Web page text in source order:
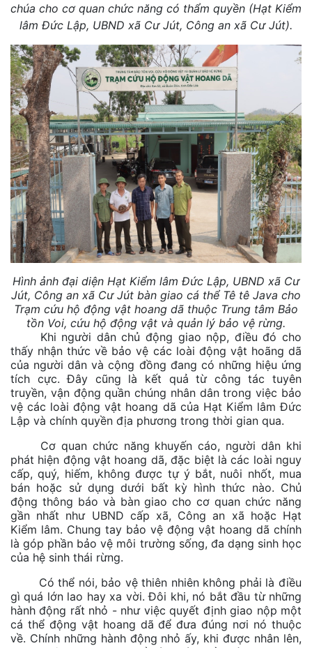
chúa cho cơ quan chức năng có thẩm quyền (Hạt Kiểm
lâm Đức Lập, UBND xã Cư Jút, Công an xã Cư Jút).
Hình ảnh đại diện Hạt Kiểm lâm Đức Lập, UBND xã Cư
Jút, Công an xã Cư Jút bàn giao cá thể Tê tê Java cho
Trạm cứu hộ động vật hoang dã thuộc Trung tâm Bảo
tồn Voi, cứu hộ động vật và quản lý bảo vệ rừng.
Khi người dân chủ động giao nộp, điều đó cho
thấy nhận thức về bảo vệ các loài động vật hoãng dã
của người dân và cộng đồng đang có những hiệu ứng
tích cực. Đây cũng là kết quả từ công tác tuyên
truyền, vận động quần chúng nhân dân trong việc bảo
vệ các loài động vật hoang dã của Hạt Kiểm lâm Đức
Lập và chính quyền địa phương trong thời gian qua.
Cơ quan chức năng khuyến cáo, người dân khi
phát hiện động vật hoang dã, đặc biệt là các loài nguy
cấp, quý, hiếm, không được tự ý bắt, nuôi nhốt, mua
bán hoặc sử dụng dưới bất kỳ hình thức nào. Chủ
động thông báo và bàn giao cho cơ quan chức năng
gần nhất như UBND cấp xã, Công an xã hoặc Hạt
Kiểm lâm. Chung tay bảo vệ động vật hoang dã chính
là góp phần bảo vệ môi trường sống, đa dạng sinh học
của hệ sinh thái rừng.
Có thể nói, bảo vệ thiên nhiên không phải là điều
gì quá lớn lao hay xa vời. Đôi khi, nó bắt đầu từ những
hành động rất nhỏ - như việc quyết định giao nộp một
cá thể động vật hoang dã để đưa đúng nơi nó thuộc
về. Chính những hành động nhỏ ấy, khi được nhân lên,